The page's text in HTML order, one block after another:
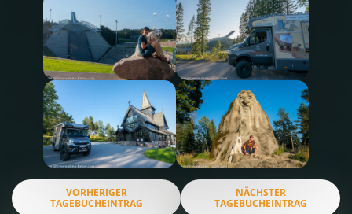
VORHERIGER
TAGEBUCHEINTRAG
NÄCHSTER
TAGEBUCHEINTRAG